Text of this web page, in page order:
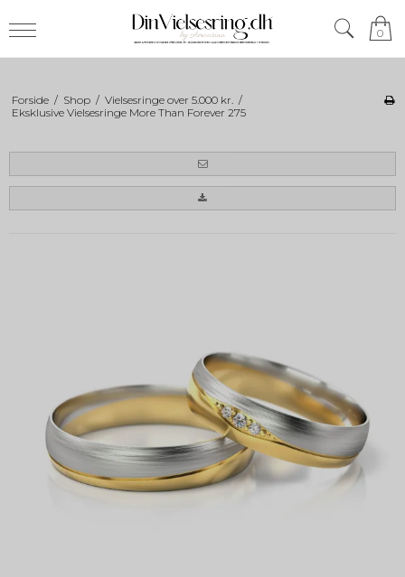
0
Forside / Shop / Vielsesringe over 5.000 kr. /
Eksklusive Vielsesringe More Than Forever 275